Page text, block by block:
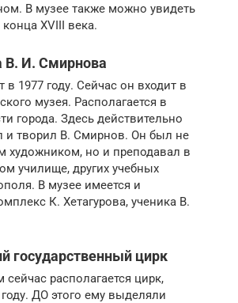
В музее также можно увидеть
XVIII века.
В. И. Смирнова
1977 году. Сейчас он входит в
музея. Располагается в
города. Здесь действительно
и творил В. Смирнов. Он был не
художником, но и преподавал в
училище, других учебных
В музее имеется и
К. Хетагурова, ученика В.
государственный цирк
располагается цирк,
ДО этого ему выделяли